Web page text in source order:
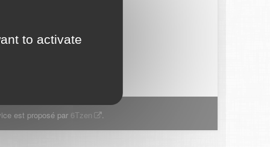
est proposé par 6Tzen .
to activate